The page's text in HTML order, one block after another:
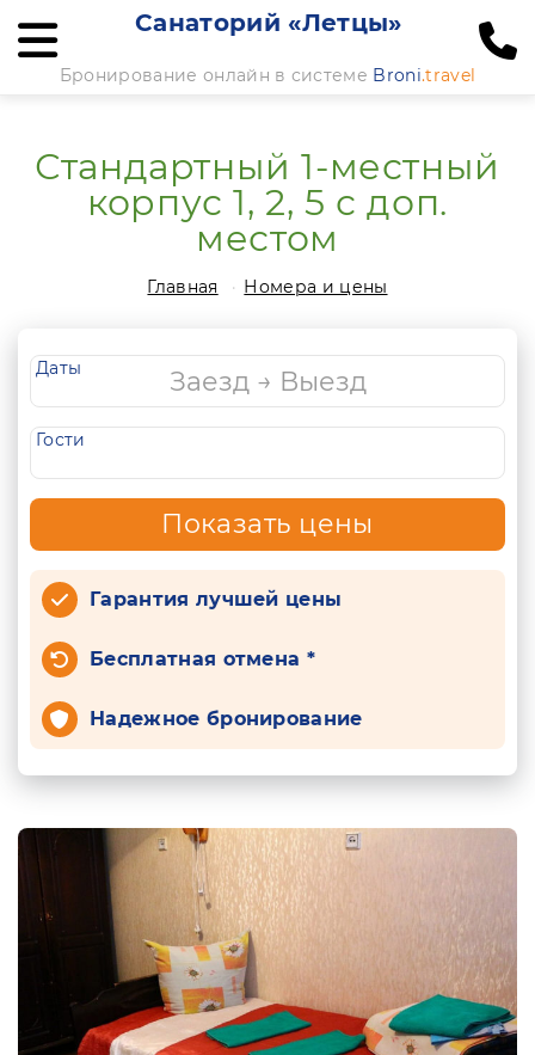
Санаторий «Летцы»
Бронирование онлайн в системе Broni.travel
Стандартный 1-местный
корпус 1, 2, 5 с доп.
местом
Главная Номера и цены
Даты
Гости
Показать цены
Гарантия лучшей цены
Бесплатная отмена *
Надежное бронирование